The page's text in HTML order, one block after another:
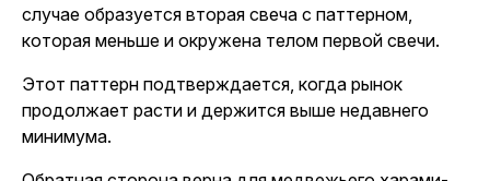
случае образуется вторая свеча с паттерном,
которая меньше и окружена телом первой свечи.
Этот паттерн подтверждается, когда рынок
продолжает расти и держится выше недавнего
минимума.